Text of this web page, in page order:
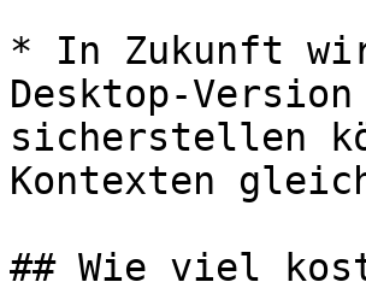
* In Zukunft
Desktop-
sicherstellen
Kontexten
## Wie viel